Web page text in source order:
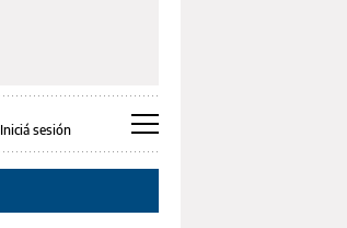
Iniciá sesión